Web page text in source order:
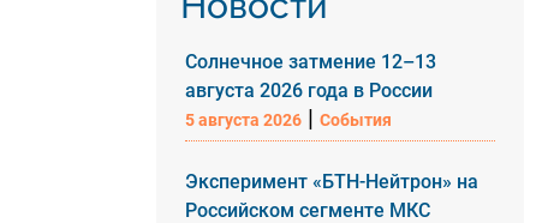
Солнечное затмение 12–13
августа 2026 года в России
5 августа 2026 | События
Эксперимент «БТН-Нейтрон» на
Российском сегменте МКС